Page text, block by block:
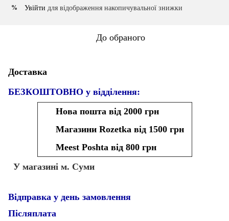
% Увійти для відображення накопичувальної знижки
До обраного
Доставка
БЕЗКОШТОВНО у відділення:
Нова пошта від 2000 грн
Магазини Rozetka від 1500 грн
Meest Poshta від 800 грн
У магазині м. Суми
Відправка у день замовлення
Післяплата